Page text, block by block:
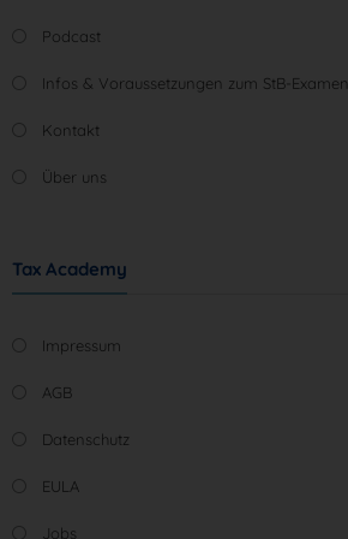
Podcast
Infos & Voraussetzungen zum StB-Examen
Kontakt
Über uns
Tax Academy
Impressum
AGB
Datenschutz
EULA
Jobs